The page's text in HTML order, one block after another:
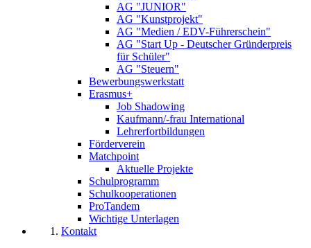
AG "JUNIOR"
AG "Kunstprojekt"
AG "Medien / EDV-Führerschein"
AG "Start Up - Deutscher Gründerpreis
für Schüler"
AG "Steuern"
Bewerbungswerkstatt
Erasmus+
Job Shadowing
Kaufmann/-frau International
Lehrerfortbildungen
Förderverein
Matchpoint
Aktuelle Projekte
Schulprogramm
Schulkooperationen
ProTandem
Wichtige Unterlagen
Kontakt